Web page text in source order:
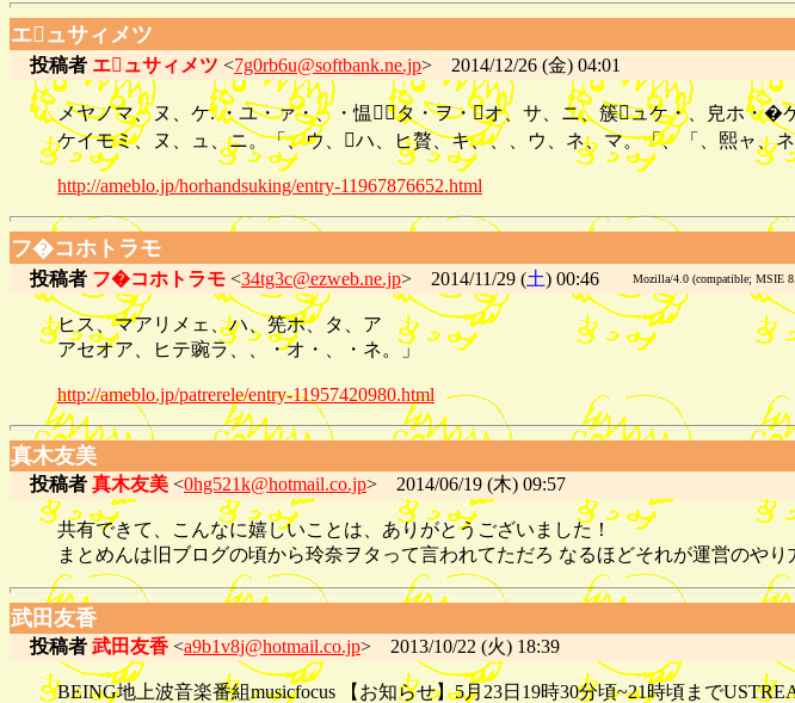
エュサィメツ
投稿者 エュサィメツ <7g0rb6u@softbank.ne.jp> 2014/12/26 (金) 04:01
メヤノマ、ヌ、ケ. ・ユ・ァ・、・愠タ・ヲ・オ、サ、ニ、簇ュケ・、皃ホ・
ケイモミ、ヌ、ュ、ニ。「、ウ、ハ、ヒ贅、キ、、、ウ、ネ、マ。「、「、熙ャ、
http://ameblo.jp/horhandsuking/entry-11967876652.html
フ�コホトラモ
投稿者 フ�コホトラモ <34tg3c@ezweb.ne.jp> 2014/11/29 (土) 00:46 Mozilla/4.0 (compatible; MSIE
ヒス、マアリメェ、ハ、筅ホ、タ、ア
アセオア、ヒテ豌ラ、、・オ・、・ネ。」
http://ameblo.jp/patrerele/entry-11957420980.html
真木友美
投稿者 真木友美 <0hg521k@hotmail.co.jp> 2014/06/19 (木) 09:57
共有できて、こんなに嬉しいことは、ありがとうございました！
まとめんは旧ブログの頃から玲奈ヲタって言われてただろ なるほどそれが運営のやり
武田友香
投稿者 武田友香 <a9b1v8j@hotmail.co.jp> 2013/10/22 (火) 18:39
BEING地上波音楽番組musicfocus 【お知らせ】5月23日19時30分頃~21時頃まで